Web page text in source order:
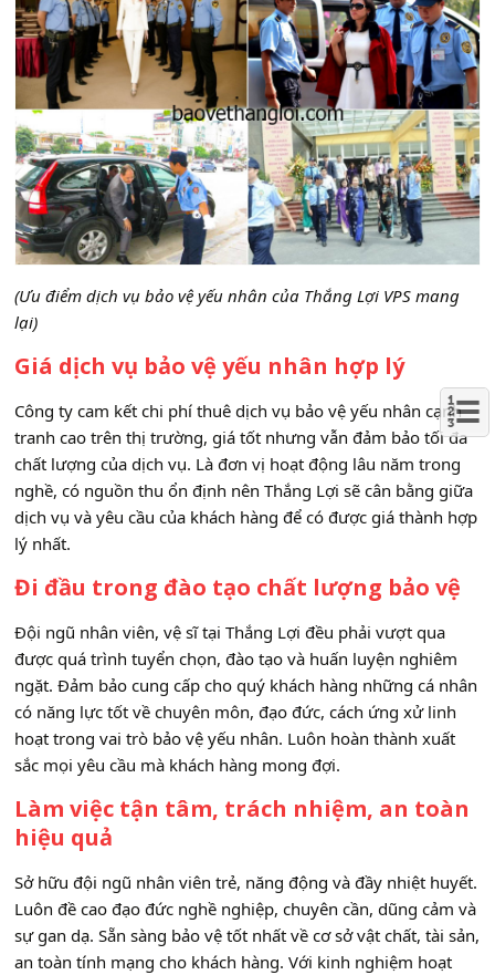
(Ưu điểm dịch vụ bảo vệ yếu nhân của Thắng Lợi VPS mang
lại)
Giá dịch vụ bảo vệ yếu nhân hợp lý
Công ty cam kết chi phí thuê dịch vụ bảo vệ yếu nhân cạnh
tranh cao trên thị trường, giá tốt nhưng vẫn đảm bảo tối đa
chất lượng của dịch vụ. Là đơn vị hoạt động lâu năm trong
nghề, có nguồn thu ổn định nên Thắng Lợi sẽ cân bằng giữa
dịch vụ và yêu cầu của khách hàng để có được giá thành hợp
lý nhất.
Đi đầu trong đào tạo chất lượng bảo vệ
Đội ngũ nhân viên, vệ sĩ tại Thắng Lợi đều phải vượt qua
được quá trình tuyển chọn, đào tạo và huấn luyện nghiêm
ngặt. Đảm bảo cung cấp cho quý khách hàng những cá nhân
có năng lực tốt về chuyên môn, đạo đức, cách ứng xử linh
hoạt trong vai trò bảo vệ yếu nhân. Luôn hoàn thành xuất
sắc mọi yêu cầu mà khách hàng mong đợi.
Làm việc tận tâm, trách nhiệm, an toàn
hiệu quả
Sở hữu đội ngũ nhân viên trẻ, năng động và đầy nhiệt huyết.
Luôn đề cao đạo đức nghề nghiệp, chuyên cần, dũng cảm và
sự gan dạ. Sẵn sàng bảo vệ tốt nhất về cơ sở vật chất, tài sản,
an toàn tính mạng cho khách hàng. Với kinh nghiệm hoạt